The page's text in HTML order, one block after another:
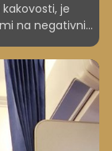
je
na negativni
daljši od 200
bo